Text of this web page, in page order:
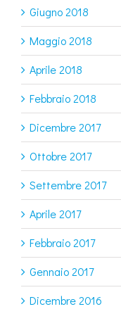
Giugno 2018
Maggio 2018
Aprile 2018
Febbraio 2018
Dicembre 2017
Ottobre 2017
Settembre 2017
Aprile 2017
Febbraio 2017
Gennaio 2017
Dicembre 2016